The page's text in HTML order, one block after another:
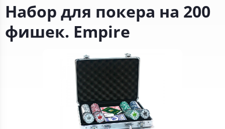
Набор для покера на 200
фишек. Empire